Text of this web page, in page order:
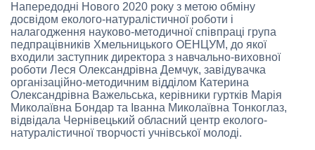
Напередодні Нового 2020 року з метою обміну
досвідом еколого-натуралістичної роботи і
налагодження науково-методичної співпраці група
педпрацівників Хмельницького ОЕНЦУМ, до якої
входили заступник директора з навчально-виховної
роботи Леся Олександрівна Демчук, завідувачка
організаційно-методичним відділом Катерина
Олександрівна Важельська, керівники гуртків Марія
Миколаївна Бондар та Іванна Миколаївна Тонкоглаз,
відвідала Чернівецький обласний центр еколого-
натуралістичної творчості учнівської молоді.